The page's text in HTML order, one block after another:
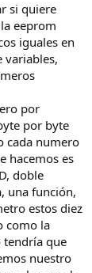
si quiere
eeprom
iguales en
variables,
por
por byte
cada numero
hacemos es
doble
una función,
estos diez
como la
tendría que
nuestro